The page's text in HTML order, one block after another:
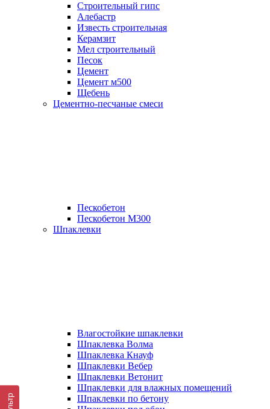
Строительный гипс
Алебастр
Известь строительная
Керамзит
Мел строительный
Песок
Цемент
Цемент м500
Щебень
Цементно-песчаные смеси
Пескобетон
Пескобетон М300
Шпаклевки
Влагостойкие шпаклевки
Шпаклевка Волма
Шпаклевка Кнауф
Шпаклевки Вебер
Шпаклевки Ветонит
Шпаклевки для влажных помещений
Шпаклевки по бетону